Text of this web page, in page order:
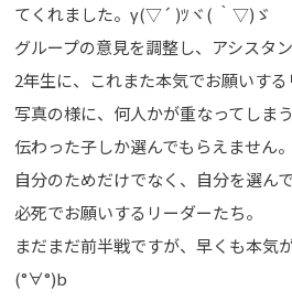
てくれました。γ(▽´ )ﾂヾ( ｀▽)ゞ
グループの意見を調整し、アシスタ
2年生に、これまた本気でお願いする
写真の様に、何人かが重なってしま
伝わった子しか選んでもらえません
自分のためだけでなく、自分を選ん
必死でお願いするリーダーたち。
まだまだ前半戦ですが、早くも本気
(°∀°)b